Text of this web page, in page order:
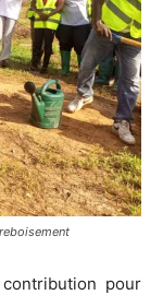
pour